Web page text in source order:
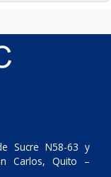
Sucre N58-63 y
Carlos, Quito –